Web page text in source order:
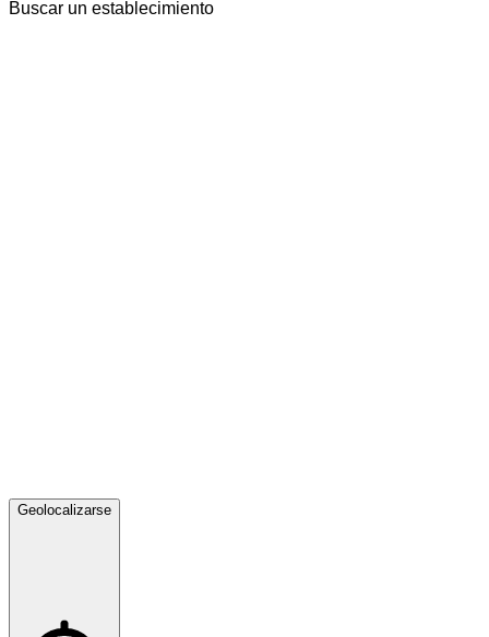
Buscar un establecimiento
Geolocalizarse